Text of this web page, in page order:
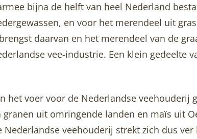
bijna de helft van heel Nederland
en voor het merendeel uit
daarvan en het merendeel van de
vee-industrie. Een klein gedeelte
het voer voor de Nederlandse veehouderij
uit omringende landen en maïs uit
veehouderij strekt zich dus ver